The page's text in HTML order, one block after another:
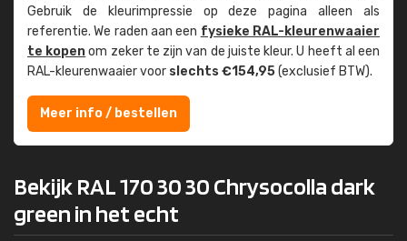
Gebruik de kleur­impressie op deze pagina alleen als
referentie. We raden aan een fysieke RAL-kleuren­waaier
te kopenom zeker te zijn van de juiste kleur. U heeft al een
RAL-kleuren­waaier voor slechts €154,95(exclusief BTW).
Meer info / bestellen
Bekijk RAL 170 30 30 Chrysocolla dark
green in het echt